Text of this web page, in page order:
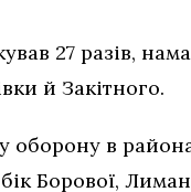
27 разів,
й Закітного.
оборону в
Борової,